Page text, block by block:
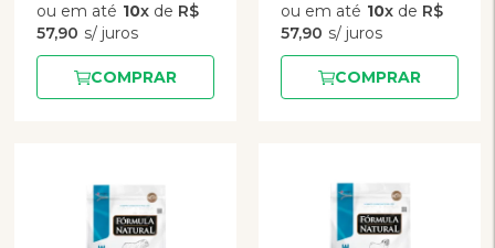
10x de R$
57,90
COMPRAR
10x de R$
57,90
COMPRAR